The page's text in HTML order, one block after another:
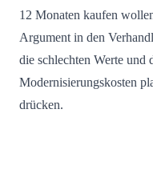
12 Monaten kaufen
Argument in den
die schlechten Werte und
Modernisierungskosten
drücken.